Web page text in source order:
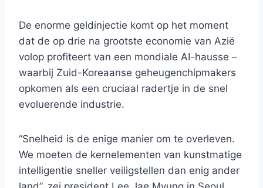
De enorme geldinjectie komt op het moment
dat de op drie na grootste economie van Azië
volop profiteert van een mondiale AI-hausse –
waarbij Zuid-Koreaanse geheugenchipmakers
opkomen als een cruciaal radertje in de snel
evoluerende industrie.
“Snelheid is de enige manier om te overleven.
We moeten de kernelementen van kunstmatige
intelligentie sneller veiligstellen dan enig ander